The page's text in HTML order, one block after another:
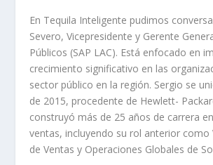
En Tequila Inteligente pudimos
Severo, Vicepresidente y Gerente
Públicos (SAP LAC). Está enfocado en
crecimiento significativo en las
sector público en la región. Sergio se
de 2015, procedente de Hewlett-
construyó más de 25 años de carrera
ventas, incluyendo su rol anterior como
de Ventas y Operaciones Globales de